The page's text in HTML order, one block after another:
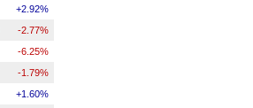
2.92%
-2.77%
-6.25%
-1.79%
1.60%